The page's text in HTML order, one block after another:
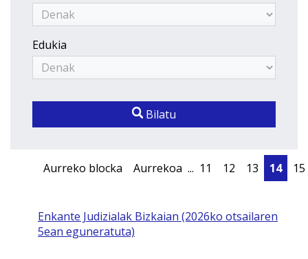
Edukia
Bilatu
Aurreko blocka Aurrekoa ... 11 12 13 14 15
Enkante Judizialak Bizkaian (2026ko otsailaren
5ean eguneratuta)